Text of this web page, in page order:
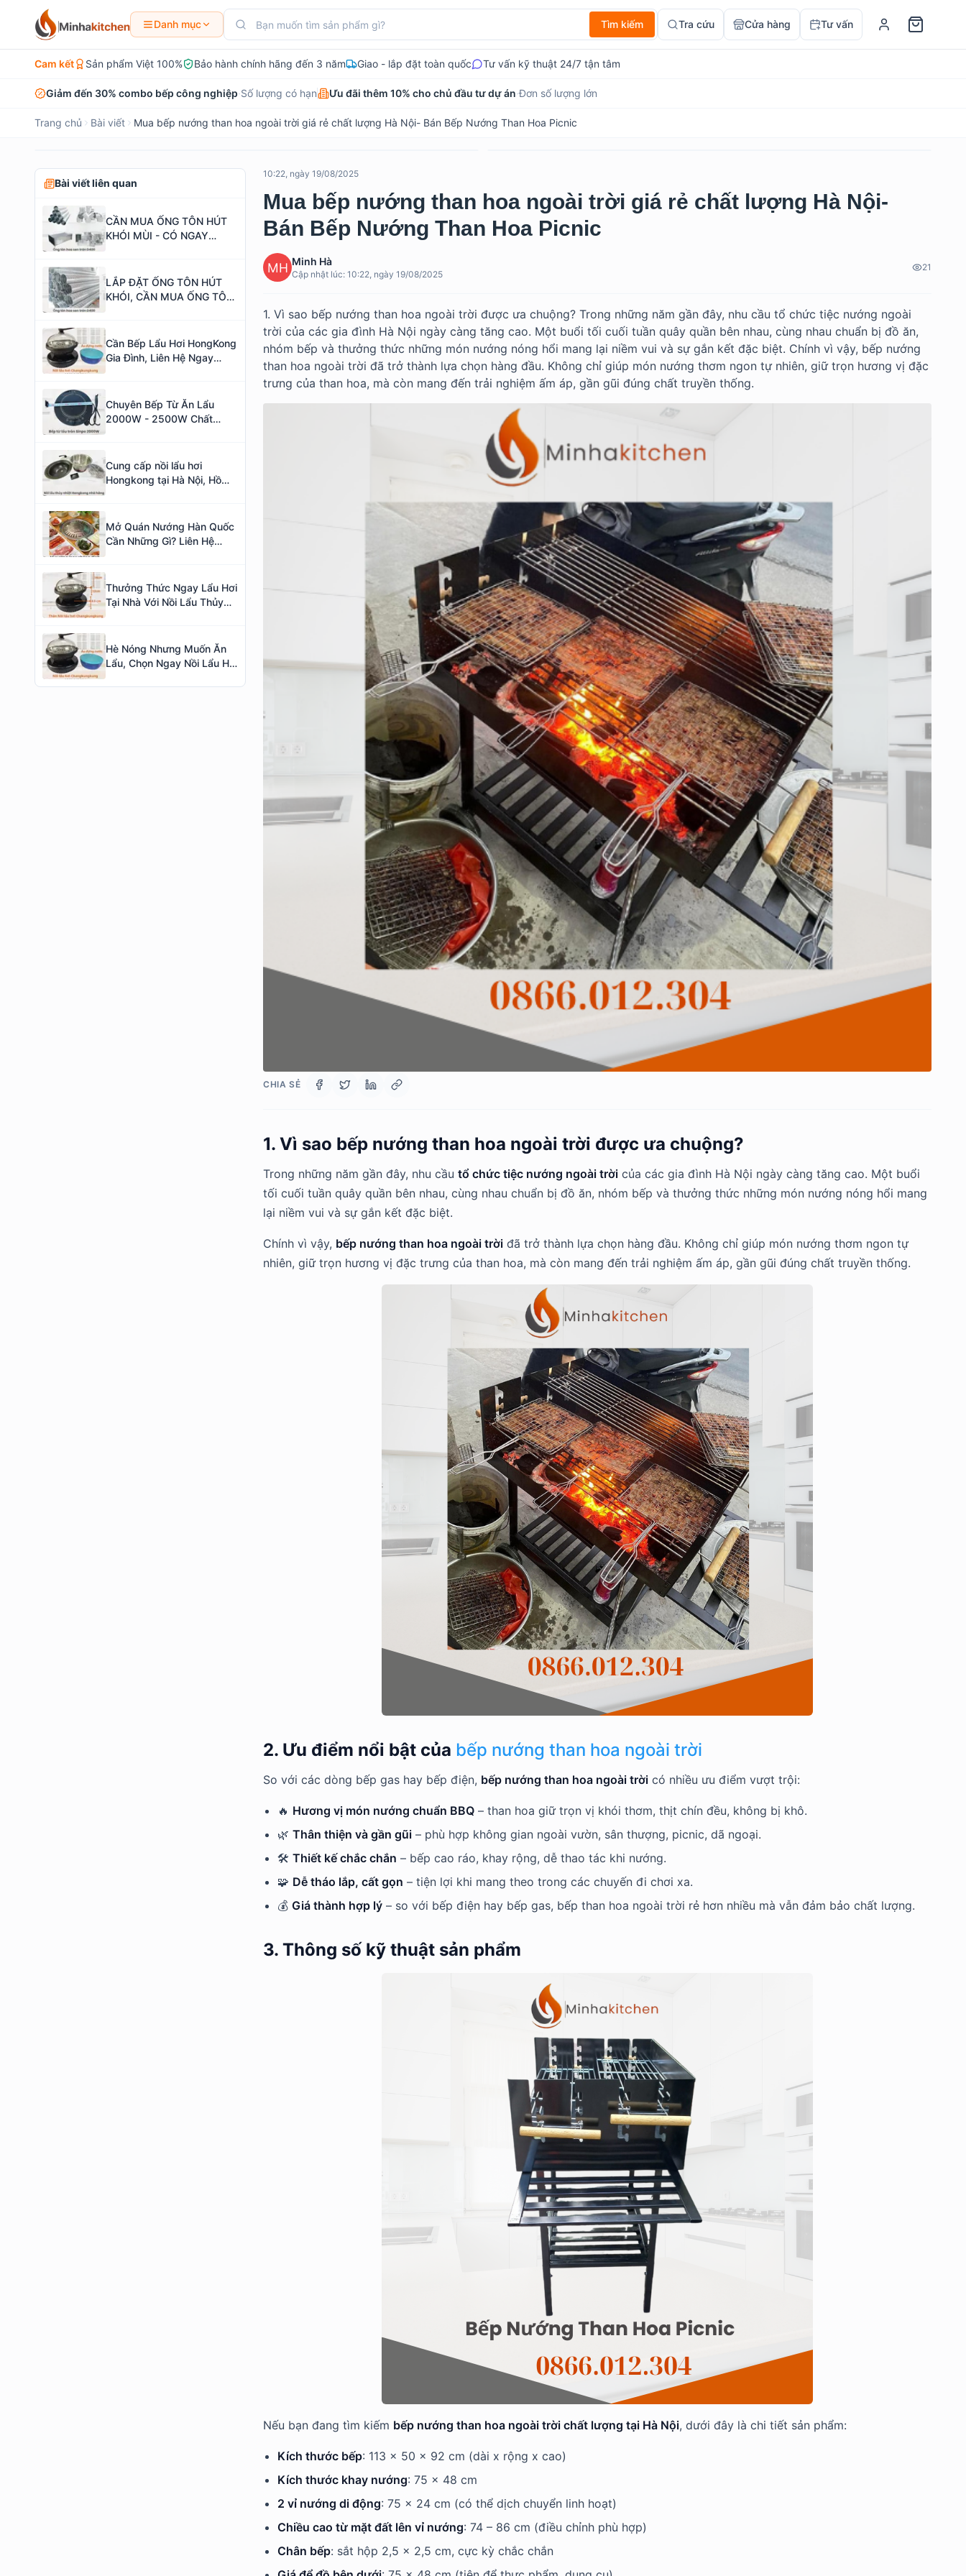
Danh mục Tìm kiếm Tra cứu Cửa hàng Tư vấn
Cam kết Sản phẩm Việt 100% Bảo hành chính hãng đến 3 năm Giao - lắp đặt toàn quốc Tư vấn kỹ thuật 24/7 tận tâm
Giảm đến 30% combo bếp công nghiệp·Số lượng có hạn Ưu đãi thêm 10% cho chủ đầu tư dự án·Đơn số lượng lớn
Trang chủ Bài viết Mua bếp nướng than hoa ngoài trời giá rẻ chất lượng Hà Nội- Bán Bếp Nướng Than Hoa Picnic
Bài viết liên quan
CẦN MUA ỐNG TÔN HÚT
KHÓI MÙI - CÓ NGAY
LẮP ĐẶT ỐNG TÔN HÚT
KHÓI, CẦN MUA ỐNG TÔN
Cần Bếp Lẩu Hơi HongKong
Gia Đình, Liên Hệ Ngay
Chuyên Bếp Từ Ăn Lẩu
2000W - 2500W Chất
Cung cấp nồi lẩu hơi
Hongkong tại Hà Nội, Hồ
thích
Mở Quán Nướng Hàn Quốc
Cần Những Gì? Liên Hệ
Thưởng Thức Ngay Lẩu Hơi
Tại Nhà Với Nồi Lẩu Thủy
Hè Nóng Nhưng Muốn Ăn
Lẩu, Chọn Ngay Nồi Lẩu Hơi
10:22, ngày 19/08/2025
Mua bếp nướng than hoa ngoài trời giá rẻ chất lượng Hà Nội-
Bán Bếp Nướng Than Hoa Picnic
Minh Hà
Cập nhật lúc: 10:22, ngày 19/08/2025
21
1. Vì sao bếp nướng than hoa ngoài trời được ưa chuộng? Trong những năm gần đây, nhu cầu tổ chức tiệc nướng ngoài
trời của các gia đình Hà Nội ngày càng tăng cao. Một buổi tối cuối tuần quây quần bên nhau, cùng nhau chuẩn bị đồ ăn,
nhóm bếp và thưởng thức những món nướng nóng hổi mang lại niềm vui và sự gắn kết đặc biệt. Chính vì vậy, bếp nướng
than hoa ngoài trời đã trở thành lựa chọn hàng đầu. Không chỉ giúp món nướng thơm ngon tự nhiên, giữ trọn hương vị đặc
trưng của than hoa, mà còn mang đến trải nghiệm ấm áp, gần gũi đúng chất truyền thống.
CHIA SẺ
1. Vì sao bếp nướng than hoa ngoài trời được ưa chuộng?
Trong những năm gần đây, nhu cầu tổ chức tiệc nướng ngoài trời của các gia đình Hà Nội ngày càng tăng cao. Một buổi
tối cuối tuần quây quần bên nhau, cùng nhau chuẩn bị đồ ăn, nhóm bếp và thưởng thức những món nướng nóng hổi mang
lại niềm vui và sự gắn kết đặc biệt.
Chính vì vậy, bếp nướng than hoa ngoài trời đã trở thành lựa chọn hàng đầu. Không chỉ giúp món nướng thơm ngon tự
nhiên, giữ trọn hương vị đặc trưng của than hoa, mà còn mang đến trải nghiệm ấm áp, gần gũi đúng chất truyền thống.
2. Ưu điểm nổi bật của bếp nướng than hoa ngoài trời
So với các dòng bếp gas hay bếp điện, bếp nướng than hoa ngoài trời có nhiều ưu điểm vượt trội:
🔥 Hương vị món nướng chuẩn BBQ – than hoa giữ trọn vị khói thơm, thịt chín đều, không bị khô.
🌿 Thân thiện và gần gũi – phù hợp không gian ngoài vườn, sân thượng, picnic, dã ngoại.
🛠 Thiết kế chắc chắn – bếp cao ráo, khay rộng, dễ thao tác khi nướng.
🧩 Dễ tháo lắp, cất gọn – tiện lợi khi mang theo trong các chuyến đi chơi xa.
💰 Giá thành hợp lý – so với bếp điện hay bếp gas, bếp than hoa ngoài trời rẻ hơn nhiều mà vẫn đảm bảo chất lượng.
3. Thông số kỹ thuật sản phẩm
Nếu bạn đang tìm kiếm bếp nướng than hoa ngoài trời chất lượng tại Hà Nội, dưới đây là chi tiết sản phẩm:
Kích thước bếp: 113 x 50 x 92 cm (dài x rộng x cao)
Kích thước khay nướng: 75 x 48 cm
2 vỉ nướng di động: 75 x 24 cm (có thể dịch chuyển linh hoạt)
Chiều cao từ mặt đất lên vỉ nướng: 74 – 86 cm (điều chỉnh phù hợp)
Chân bếp: sắt hộp 2,5 x 2,5 cm, cực kỳ chắc chắn